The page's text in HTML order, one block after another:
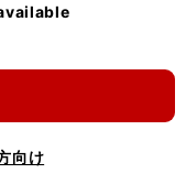
向け